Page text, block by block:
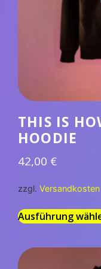
THIS IS
HOODIE
42,00 €
zzgl. Versandkosten
Ausführung